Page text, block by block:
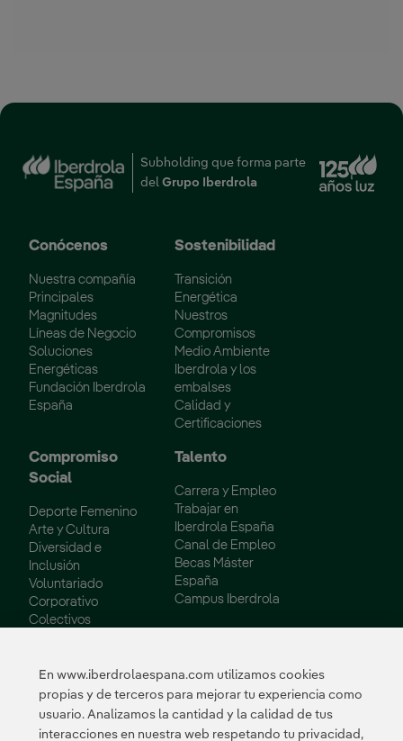
Subholding que forma parte
del Grupo Iberdrola
Conócenos
Nuestra compañía
Principales
Magnitudes
Líneas de Negocio
Soluciones
Energéticas
Fundación Iberdrola
España
Sostenibilidad
Transición
Energética
Nuestros
Compromisos
Medio Ambiente
Iberdrola y los
embalses
Calidad y
Certificaciones
Compromiso
Social
Deporte Femenino
Arte y Cultura
Diversidad e
Inclusión
Voluntariado
Corporativo
Colectivos
Talento
Carrera y Empleo
Trabajar en
Iberdrola España
Canal de Empleo
Becas Máster
España
Campus Iberdrola
Innovación
Innovación en
nuestro negocio
En www.iberdrolaespana.com utilizamos cookies
propias y de terceros para mejorar tu experiencia como
usuario. Analizamos la cantidad y la calidad de tus
interacciones en nuestra web respetando tu privacidad,